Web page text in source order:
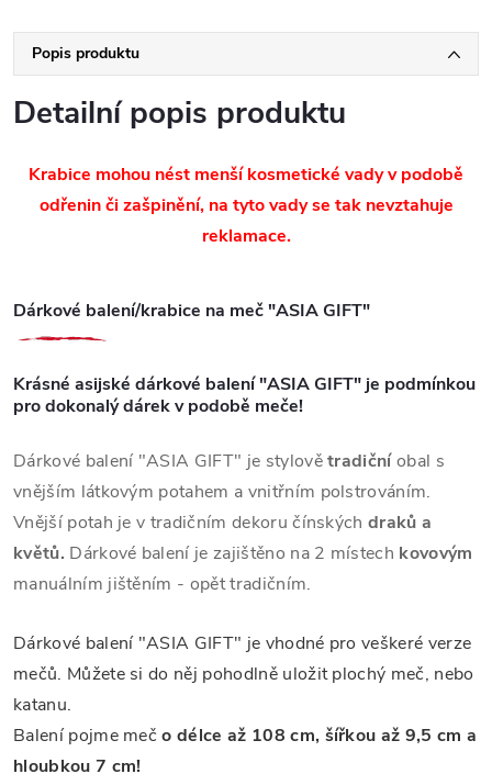
Popis produktu
Detailní popis produktu
Krabice mohou nést menší kosmetické vady v podobě
odřenin či zašpinění, na tyto vady se tak nevztahuje
reklamace.
Dárkové balení/krabice na meč "ASIA GIFT"
Krásné asijské dárkové balení "ASIA GIFT" je podmínkou
pro dokonalý dárek v podobě meče!
Dárkové balení "ASIA GIFT" je stylovětradičníobal s
vnějším látkovým potahem a vnitřním polstrováním.
Vnější potah je v tradičním dekoru čínskýchdraků a
květů. Dárkové balení je zajištěno na 2 místech kovovým
manuálním jištěním - opět tradičním.
Dárkové balení "ASIA GIFT" je vhodné pro veškeré verze
mečů. Můžete si do něj pohodlně uložit plochý meč, nebo
katanu.
Balení pojme mečo délce až 108 cm, šířkou až 9,5 cm a
hloubkou 7 cm!